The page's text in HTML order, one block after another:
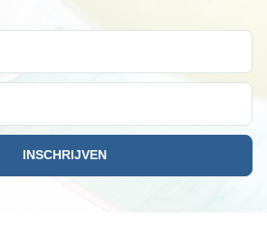
een GRATIS Keto Weekmenu.